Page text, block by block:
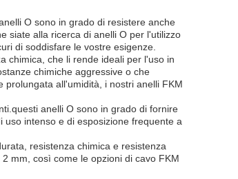
O sono in grado di resistere anche
siate alla ricerca di anelli O per l'utilizzo
di soddisfare le vostre esigenze.
chimica, che li rende ideali per l'uso in
chimiche aggressive o che
all'umidità, i nostri anelli FKM
anelli O sono in grado di fornire
intenso e di esposizione frequente a
resistenza chimica e resistenza
mm, così come le opzioni di cavo FKM